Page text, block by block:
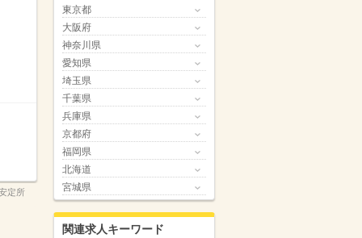
定所
東京都
大阪府
神奈川県
愛知県
埼玉県
千葉県
兵庫県
京都府
福岡県
北海道
宮城県
関連求人キーワード